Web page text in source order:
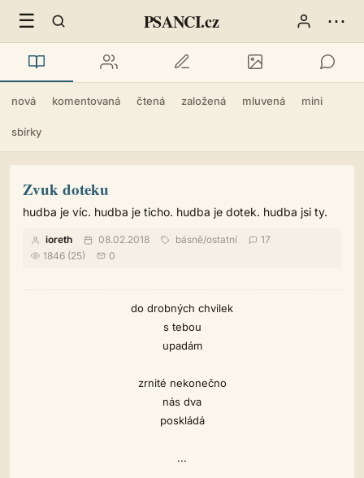
☰ PSANCI.cz ⋯
nová komentovaná čtená založená mluvená mini
sbírky
Zvuk doteku
hudba je víc. hudba je ticho. hudba je dotek. hudba jsi ty.
ioreth 08.02.2018 básně/ostatní
17
1846 (25)
0
do drobných chvilek
s tebou
upadám
zrnité nekonečno
nás dva
poskládá
...